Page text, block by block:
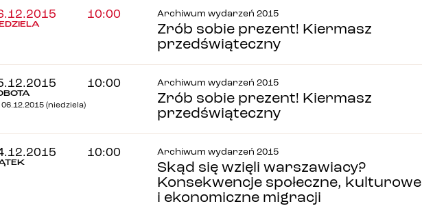
10:00 Archiwum wydarzeń 2015
Zrób sobie prezent! Kiermasz
przedświąteczny
(niedziela)
10:00 Archiwum wydarzeń 2015
Zrób sobie prezent! Kiermasz
przedświąteczny
10:00 Archiwum wydarzeń 2015
Skąd się wzięli warszawiacy?
Konsekwencje społeczne, kulturowe
i ekonomiczne migracji